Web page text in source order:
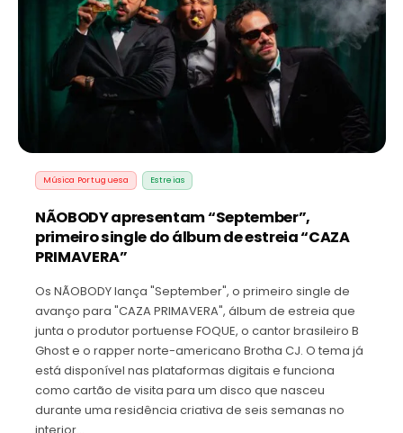
Música Portuguesa Estreias
NÃOBODY apresentam “September”,
primeiro single do álbum de estreia “CAZA
PRIMAVERA”
Os NÃOBODY lança "September", o primeiro single de
avanço para "CAZA PRIMAVERA", álbum de estreia que
junta o produtor portuense FOQUE, o cantor brasileiro B
Ghost e o rapper norte-americano Brotha CJ. O tema já
está disponível nas plataformas digitais e funciona
como cartão de visita para um disco que nasceu
durante uma residência criativa de seis semanas no
interior…